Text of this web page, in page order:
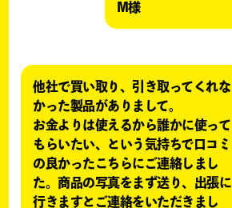
M様
他社で買い取り、引き取ってくれな
かった製品がありまして。
お金よりは使えるから誰かに使って
もらいたい、という気持ちで口コミ
の良かったこちらにご連絡しまし
た。商品の写真をまず送り、出張に
行きますとご連絡をいただきまし